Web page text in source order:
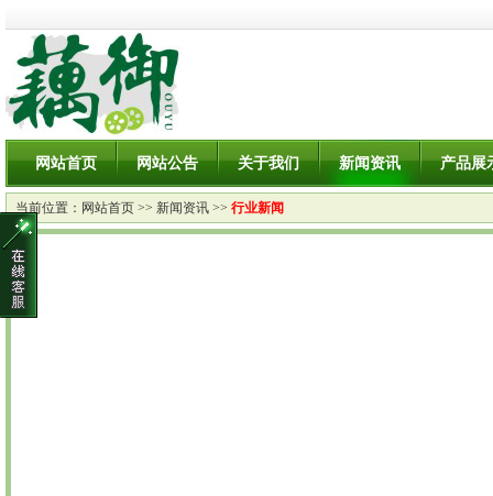
网站首页 网站公告 关于我们 新闻资讯 产品展
当前位置： 网站首页 >> 新闻资讯 >> 行业新闻